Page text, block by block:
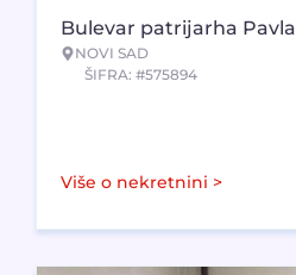
Bulevar patrijarha Pavla
NOVI SAD
ŠIFRA: #575894
Više o nekretnini >